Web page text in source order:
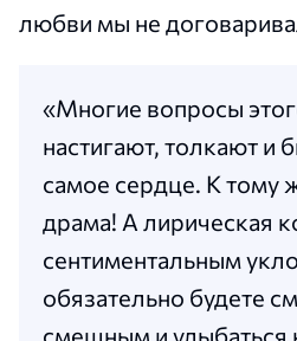
любви мы не
«Многие вопросы
настигают, толкают и
самое сердце. К тому
драма! А лирическая
сентиментальным
обязательно будете
смешным и улыбаться